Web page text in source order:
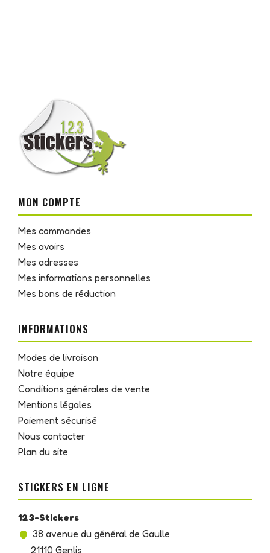
MON COMPTE
Mes commandes
Mes avoirs
Mes adresses
Mes informations personnelles
Mes bons de réduction
INFORMATIONS
Modes de livraison
Notre équipe
Conditions générales de vente
Mentions légales
Paiement sécurisé
Nous contacter
Plan du site
STICKERS EN LIGNE
123-Stickers
38 avenue du général de Gaulle
21110 Genlis